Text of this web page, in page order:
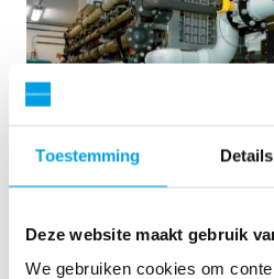
Toestemming Details
Deze website maakt gebruik
We gebruiken cookies om
WTP in 6 x 40 ’contain...